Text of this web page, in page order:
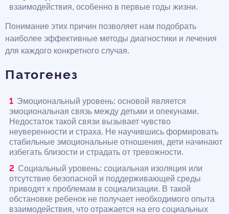
взаимодействия, особенно в первые годы жизни.
Понимание этих причин позволяет нам подобрать
наиболее эффективные методы диагностики и лечения
для каждого конкретного случая.
Патогенез
Эмоциональный уровень: основой является
эмоциональная связь между детьми и опекунами.
Недостаток такой связи вызывает чувство
неуверенности и страха. Не научившись формировать
стабильные эмоциональные отношения, дети начинают
избегать близости и страдать от тревожности.
Социальный уровень: социальная изоляция или
отсутствие безопасной и поддерживающей среды
приводят к проблемам в социализации. В такой
обстановке ребенок не получает необходимого опыта
взаимодействия, что отражается на его социальных